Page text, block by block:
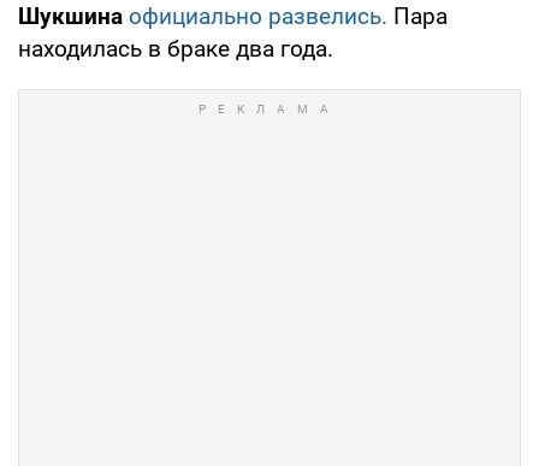
Шукшина официально развелись. Пара
находилась в браке два года.